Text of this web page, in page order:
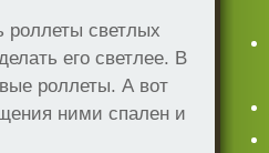
светлых
его светлее. В
роллеты. А вот
ними спален и